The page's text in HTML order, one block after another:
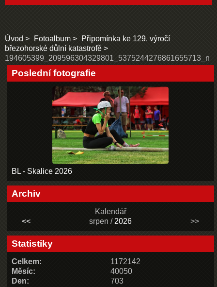
Úvod Fotoalbum
Připomínka ke 129. výročí
březohorské důlní katastrofě
194605399_209596304329801_5375244276861655713_n
Poslední fotografie
BL - Skalice 2026
Archiv
Kalendář
<<
srpen / 2026 >>
Statistiky
Celkem:
1172142
Měsíc:
40050
Den:
703